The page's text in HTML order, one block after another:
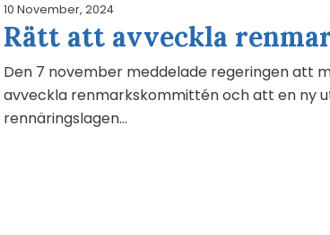
10 November, 2024
Rätt att avveckla
Den 7 november meddelade regeringen att
avveckla renmarkskommittén och att en ny
rennäringslagen…